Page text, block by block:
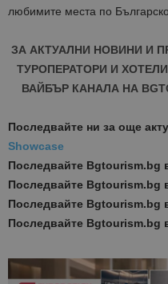
любимите места по
ЗА АКТУАЛНИ НОВИНИ И
ТУРОПЕРАТОРИ И
ВАЙБЪР КАНАЛА НА
Последвайте ни за още
Showcase
Последвайте Bgtourism.bg
Последвайте Bgtourism.bg
Последвайте Bgtourism.bg
Последвайте Bgtourism.bg